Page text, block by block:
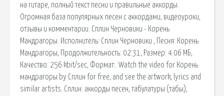
на гитаре, полный текст песни и правильные аккорды.
Огромная база популярных песен с аккордами, видеоуроки,
отзывы и комментарии. Сплин Черновики - Корень
Мандрагоры. Исполнитель: Сплин Черновики , Песня: Корень
Мандрагоры, Продолжительность: 02:31, Размер: 4.06 МБ,
Качество: 256 kbit/sec, Формат:. Watch the video for Корень
мандрагоры by Сплин for free, and see the artwork, lyrics and
similar artists. Сплин: аккорды песен, табулатуры (табы),